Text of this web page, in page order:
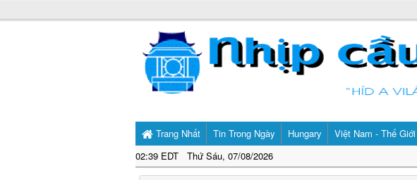
Trang Nhất
02:40 EDT Thứ Sáu, 07/08/2026
Tin Trong Ngày Hungary Việt Nam - Thế Giới